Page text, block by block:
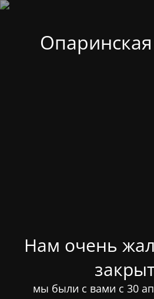
Нам очень
мы были с вами с 30